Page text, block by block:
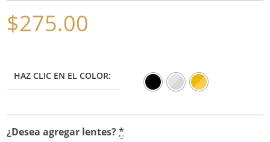
$275.00
HAZ CLIC EN EL COLOR:
¿Desea agregar lentes?*